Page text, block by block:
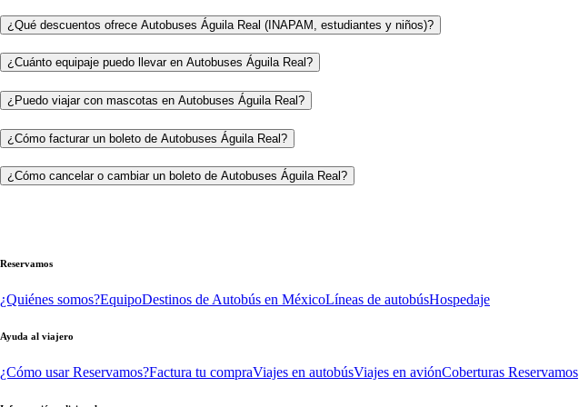
¿Qué descuentos ofrece Autobuses Águila Real (INAPAM, estudiantes y niños)?
¿Cuánto equipaje puedo llevar en Autobuses Águila Real?
¿Puedo viajar con mascotas en Autobuses Águila Real?
¿Cómo facturar un boleto de Autobuses Águila Real?
¿Cómo cancelar o cambiar un boleto de Autobuses Águila Real?
Reservamos
¿Quiénes somos?EquipoDestinos de Autobús en MéxicoLíneas de autobúsHospedaje
Ayuda al viajero
¿Cómo usar Reservamos?Factura tu compraViajes en autobúsViajes en aviónCoberturas Reservamos